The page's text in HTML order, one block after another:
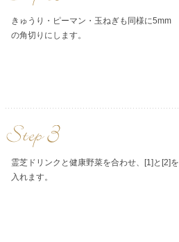
きゅうり・ピーマン・玉ねぎも同様に5mm
の角切りにします。
霊芝ドリンクと健康野菜を合わせ、[1]と[2]を
入れます。